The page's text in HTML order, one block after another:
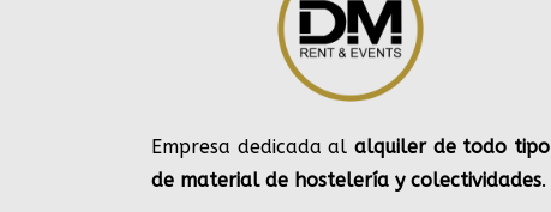
Empresa dedicada al alquiler de todo tipo
de material de hostelería y colectividades.